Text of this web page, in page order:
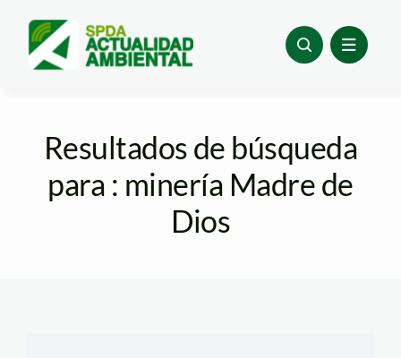
content
Resultados de búsqueda
para : minería Madre de
Dios